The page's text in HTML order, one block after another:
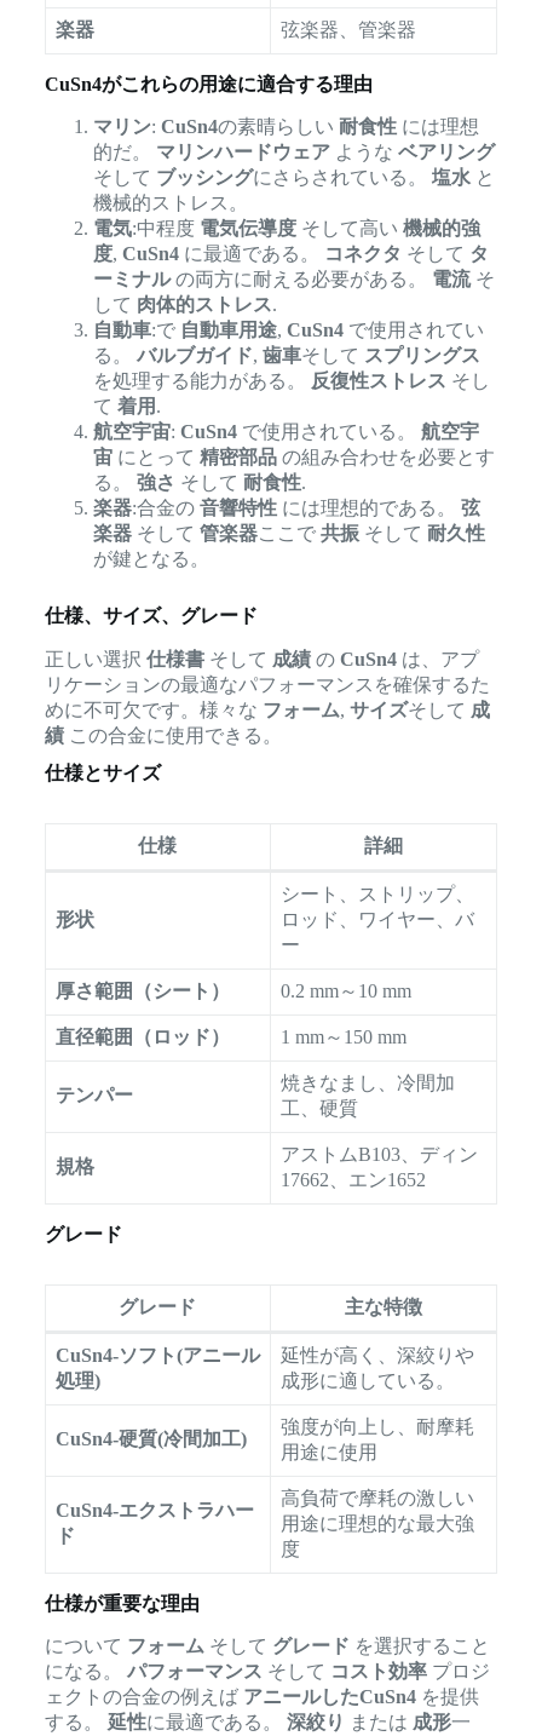
楽器 弦楽器、管楽器
CuSn4がこれらの用途に適合する理由
マリン: CuSn4の素晴らしい 耐食性には理想
的だ。 マリンハードウェアような ベアリング
そして ブッシングにさらされている。 塩水と
機械的ストレス。
電気:中程度 電気伝導度そして高い 機械的強
度, CuSn4に最適である。 コネクタ そして タ
ーミナルの両方に耐える必要がある。 電流そ
して 肉体的ストレス.
自動車:で 自動車用途, CuSn4で使用されてい
る。 バルブガイド, 歯車そして スプリングス
を処理する能力がある。
反復性ストレス そし
て 着用 .
航空宇宙: CuSn4で使用されている。 航空宇
宙にとって 精密部品の組み合わせを必要とす
る。 強さ そして 耐食性.
楽器:合金の 音響特性には理想的である。 弦
楽器そして 管楽器ここで 共振そして 耐久性
が鍵となる。
仕様、サイズ、グレード
正しい選択 仕様書そして 成績の CuSn4は、アプ
リケーションの最適なパフォーマンスを確保するた
めに不可欠です。様々な フォーム, サイズそして 成
績この合金に使用できる。
仕様とサイズ
仕様 詳細
形状
シート、ストリップ、
ロッド、ワイヤー、バ
ー
厚さ範囲（シート） 0.2 mm～10 mm
直径範囲（ロッド） 1 mm～150 mm
テンパー
焼きなまし、冷間加
工、硬質
規格
アストムB103、ディン
17662、エン1652
グレード
グレード 主な特徴
CuSn4-ソフト(アニール
処理)
延性が高く、深絞りや
成形に適している。
CuSn4-硬質(冷間加工)
強度が向上し、耐摩耗
用途に使用
CuSn4-エクストラハー
ド
高負荷で摩耗の激しい
用途に理想的な最大強
度
仕様が重要な理由
について フォームそして グレード を選択すること
になる。 パフォーマンス そして コスト効率プロジ
ェクトの合金の例えば アニールしたCuSn4を提供
する。 延性に最適である。 深絞り または 成形一